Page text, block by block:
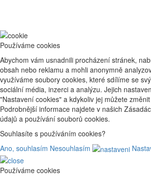
Používáme cookies
Abychom vám usnadnili procházení stránek,
obsah nebo reklamu a mohli anonymně
využíváme soubory cookies, které sdílíme se
sociální média, inzerci a analýzu. Jejich
"Nastavení cookies" a kdykoliv jej můžete
Podrobnější informace najdete v našich
údajů a používání souborů cookies.
Souhlasíte s používáním cookies?
Ano, souhlasím Nesouhlasím
Používáme cookies